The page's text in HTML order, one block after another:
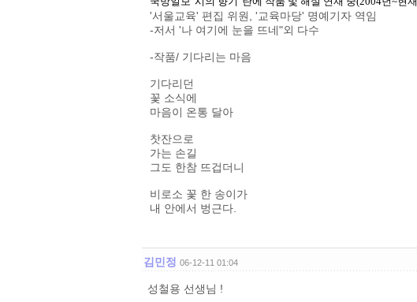
'서울교육' 편집 위원, '교육마당' 명예기자 역임
-저서 '나 여기에 눈을 뜨네"외 다수
-작품/ 기다리는 마음
기다리던
꽃 소식에
마음이 온통 달아
찻잔으로
가는 손길
그도 한참 뜨겁더니
비로소 꽃 한 송이가
내 안에서 벙근다.
김민정 06-12-11 01:04
성철용 선생님 !